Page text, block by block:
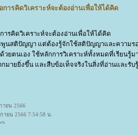
การคิดวิเคราะห์จะต้องอ่านเพื่อให้ได้คิด
ารคิดวิเคราะห์จะต้องอ่านเพื่อให้ได้คิด
พูนสติปัญญา แต่ต้องรู้จักใช้สติปัญญาและความร
ยตนเอง ใช้หลักการวิเคราะห์ทั้งหมดที่เรียนรู้
กมายยิ่งขึ้น และสืบข้อเท็จจริงในสิ่งที่อ่านและรั
ายน 2566
ายน 2566 7:54:58 น.